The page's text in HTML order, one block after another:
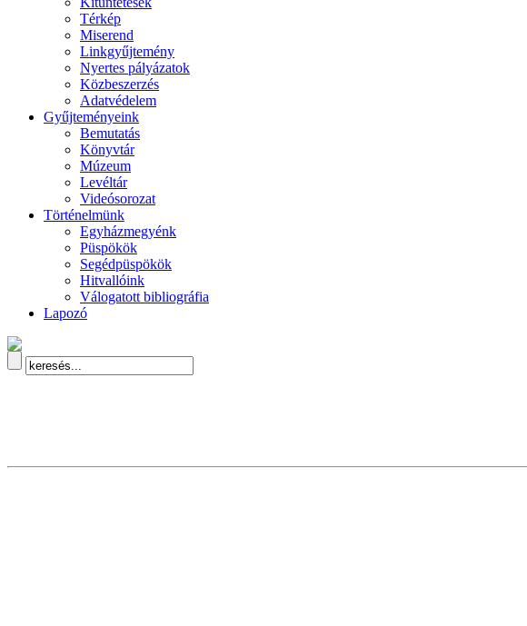
Térkép
Miserend
Linkgyűjtemény
Nyertes pályázatok
Közbeszerzés
Adatvédelem
Gyűjteményeink
Bemutatás
Könyvtár
Múzeum
Levéltár
Videósorozat
Történelmünk
Egyházmegyénk
Püspökök
Segédpüspökök
Hitvallóink
Válogatott bibliográfia
Lapozó